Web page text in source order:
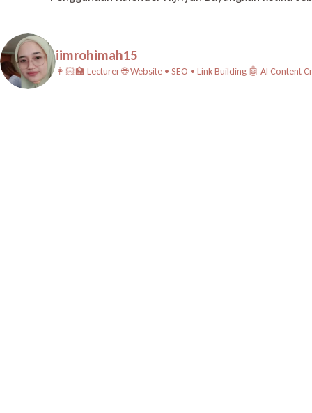
iimrohimah15
👩🏻‍🏫 Lecturer🌐 Website • SEO • Link Building 🤖 AI Content